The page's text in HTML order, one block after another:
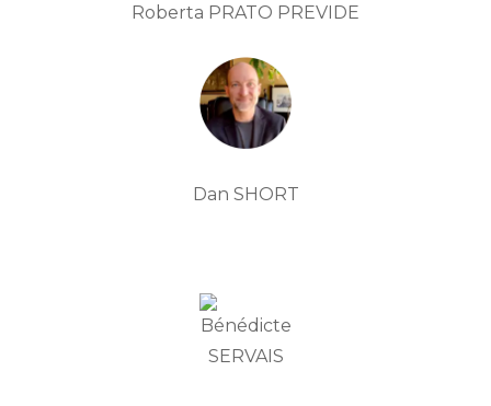
Roberta PRATO PREVIDE
Dan SHORT